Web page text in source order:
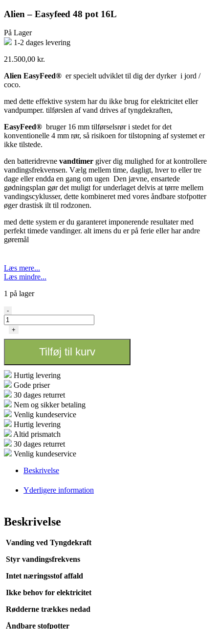
Alien – Easyfeed 48 pot 16L
På Lager
1-2 dages levering
21.500,00 kr.
Alien EasyFeed® er specielt udviklet til dig der dyrker i jord /
coco.
med dette effektive system har du ikke brug for elektricitet eller
vandpumper. tilførslen af vand drives af tyngdekraften,
EasyFeed® bruger 16 mm tilførselsrør i stedet for det
konventionelle 4 mm rør, så risikoen for tilstopning af systemet er
ikke tilstede.
den batteridrevne vandtimer giver dig mulighed for at kontrollere
vandingsfrekvensen. Vælg mellem time, dagligt, hver to eller tre
dage eller endda en gang om ugen Den jævne, ensartede
gødningsplan gør det muligt for underlaget delvis at tørre mellem
vandingscyklusser, dette kombineret med vores åndbare stofpotter
øger drastisk ilt til rodzonen.
med dette system er du garanteret imponerende resultater med
perfekt timede vandinger. alt imens du er på ferie eller har andre
gøremål
Læs mere...
Læs mindre...
1 på lager
Alien
Easyfeed
antal
-
+
Tilføj til kurv
Hurtig levering
Gode priser
30 dages returret
Nem og sikker betaling
Venlig kundeservice
Hurtig levering
Altid prismatch
30 dages returret
Venlig kundeservice
Beskrivelse
Yderligere information
Beskrivelse
Vanding ved Tyngdekraft
Styr vandingsfrekvens
Intet næringsstof affald
Ikke behov for elektricitet
Rødderne trækkes nedad
Åndbare stofpotter